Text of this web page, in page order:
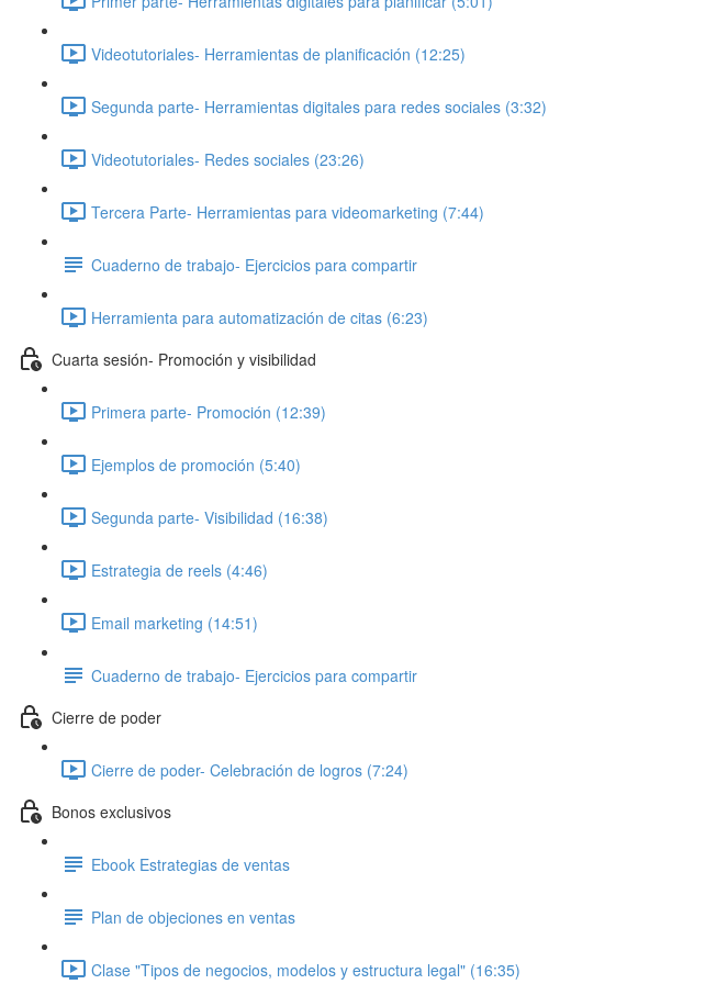
Videotutoriales- Herramientas de planificación (12:25)
Segunda parte- Herramientas digitales para redes sociales (3:32)
Videotutoriales- Redes sociales (23:26)
Tercera Parte- Herramientas para videomarketing (7:44)
Cuaderno de trabajo- Ejercicios para compartir
Herramienta para automatización de citas (6:23)
Cuarta sesión- Promoción y visibilidad
Primera parte- Promoción (12:39)
Ejemplos de promoción (5:40)
Segunda parte- Visibilidad (16:38)
Estrategia de reels (4:46)
Email marketing (14:51)
Cuaderno de trabajo- Ejercicios para compartir
Cierre de poder
Cierre de poder- Celebración de logros (7:24)
Bonos exclusivos
Ebook Estrategias de ventas
Plan de objeciones en ventas
Clase "Tipos de negocios, modelos y estructura legal" (16:35)